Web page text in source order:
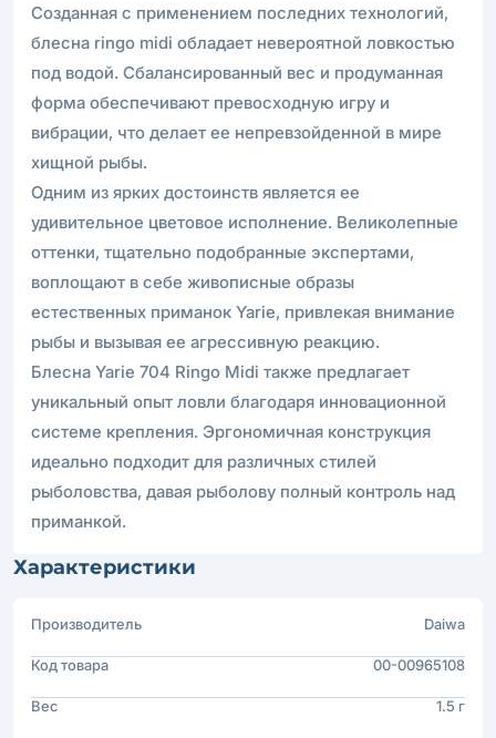
Созданная с применением последних технологий,
блесна ringo midi обладает невероятной ловкостью
под водой. Сбалансированный вес и продуманная
форма обеспечивают превосходную игру и
вибрации, что делает ее непревзойденной в мире
хищной рыбы.
Одним из ярких достоинств является ее
удивительное цветовое исполнение. Великолепные
оттенки, тщательно подобранные экспертами,
воплощают в себе живописные образы
естественных приманок Yarie, привлекая внимание
рыбы и вызывая ее агрессивную реакцию.
Блесна Yarie 704 Ringo Midi также предлагает
уникальный опыт ловли благодаря инновационной
системе крепления. Эргономичная конструкция
идеально подходит для различных стилей
рыболовства, давая рыболову полный контроль над
приманкой.
Характеристики
Производитель Daiwa
Код товара 00-00965108
Вес 1.5 г